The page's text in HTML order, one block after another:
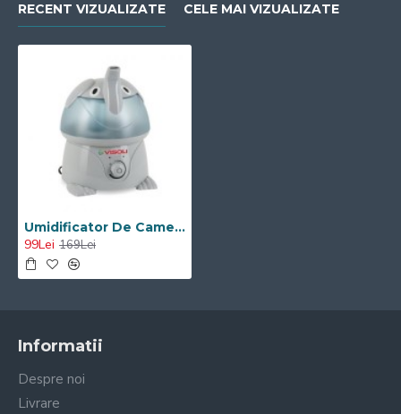
RECENT VIZUALIZATE CELE MAI VIZUALIZATE
Umidificator De Camera Cu Ultrasunete Visoli Funny Elephant VST-107 - Rezervor 3.7L
99Lei 169Lei
Informatii
Despre noi
Livrare